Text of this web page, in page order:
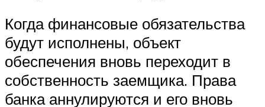
Когда финансовые обязательства
будут исполнены, объект
обеспечения вновь переходит в
собственность заемщика. Права
банка аннулируются и его вновь